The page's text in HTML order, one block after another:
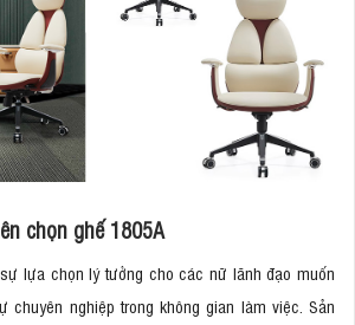
chọn ghế 1805A
lựa chọn lý tưởng cho các nữ lãnh đạo muốn
chuyên nghiệp trong không gian làm việc. Sản